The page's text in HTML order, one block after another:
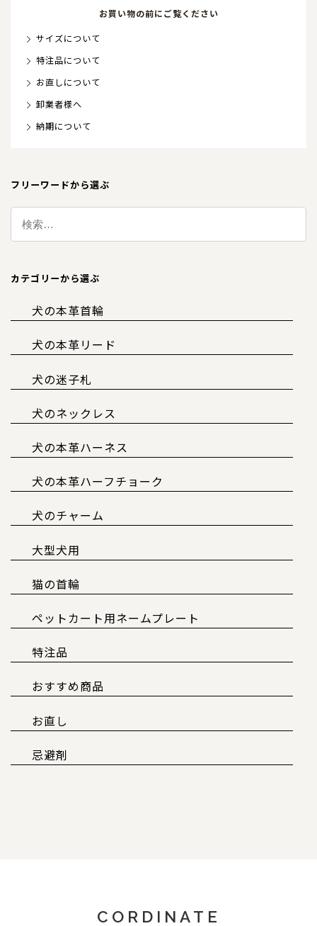
お買い物の前にご覧ください
サイズについて
特注品について
お直しについて
卸業者様へ
納期について
フリーワードから選ぶ
カテゴリーから選ぶ
犬の本革首輪
犬の本革リード
犬の迷子札
犬のネックレス
犬の本革ハーネス
犬の本革ハーフチョーク
犬のチャーム
大型犬用
猫の首輪
ペットカート用ネームプレート
特注品
おすすめ商品
お直し
忌避剤
CORDINATE